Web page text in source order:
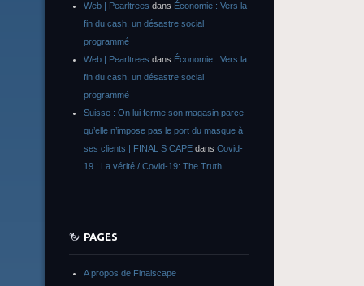
Web | Pearltrees dans Économie : Vers la
fin du cash, un désastre social
programmé
Web | Pearltrees dans Économie : Vers la
fin du cash, un désastre social
programmé
Suisse : On lui ferme son magasin parce
qu’elle n’impose pas le port du masque à
ses clients | FINAL S CAPE dans Covid-
19 : La vérité / Covid-19: The Truth
PAGES
A propos de Finalscape